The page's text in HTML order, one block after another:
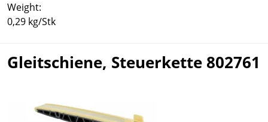
Weight:
0,29 kg/Stk
Gleitschiene, Steuerkette 802761